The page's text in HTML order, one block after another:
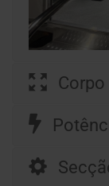
Corpo